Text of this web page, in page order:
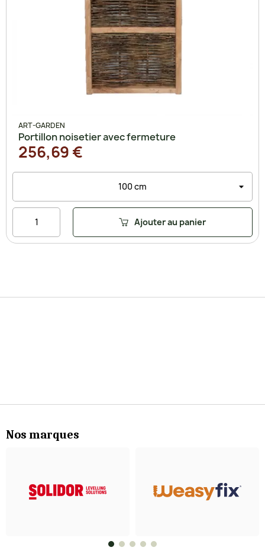
ART-GARDEN
Portillon noisetier avec fermeture
256,69 €
Ajouter au panier
Nos marques